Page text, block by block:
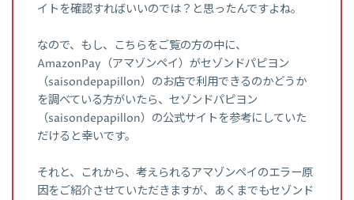
イトを確認すればいいのでは？と思ったんですよね。
なので、もし、こちらをご覧の方の中に、
AmazonPay（アマゾンペイ）がセゾンドパピヨン
（saisondepapillon）のお店で利用できるのかどうか
を調べている方がいたら、セゾンドパピヨン
（saisondepapillon）の公式サイトを参考にしていた
だけると幸いです。
それと、これから、考えられるアマゾンペイのエラー原
因をご紹介させていただきますが、あくまでもセゾンド